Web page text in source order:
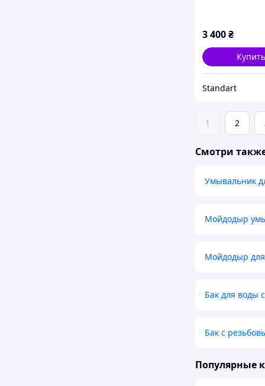
3 400₴
Купить
Standart
1 2
Смотри
Умывальник
Мойдодыр
Мойдодыр
Бак для воды
Бак с
Популярные